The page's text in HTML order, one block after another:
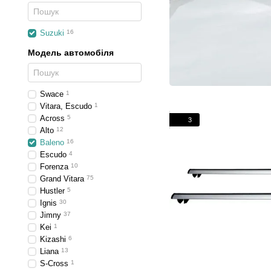
3
Suzuki 16
Модель автомобіля
Swace 1
Vitara, Escudo 1
Across 5
Alto 12
Baleno 16
Escudo 4
Forenza 10
Grand Vitara 75
Hustler 5
Ignis 30
Jimny 37
Kei 1
Kizashi 6
Liana 13
S-Cross 1